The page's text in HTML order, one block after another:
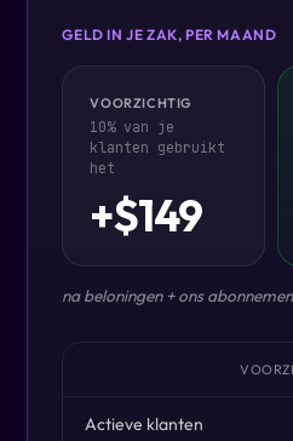
GELD IN JE ZAK, PER MAAND
VOORZICHTIG
10% van je
klanten gebruikt
het
+$149
na beloningen + ons
Actieve klanten